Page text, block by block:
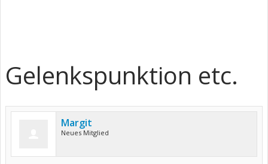
Gelenkspunktion etc.
Margit
Neues Mitglied